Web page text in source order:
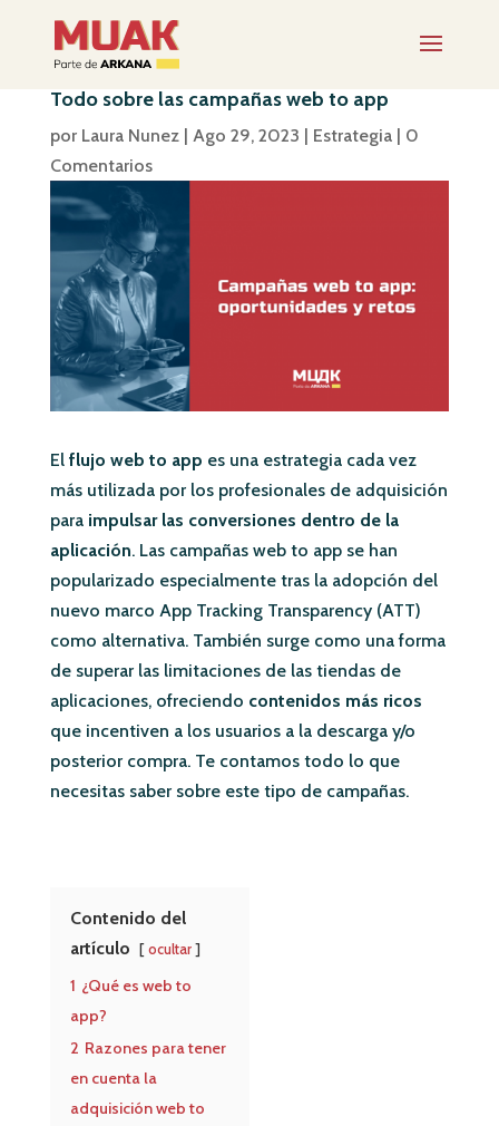
Todo sobre las campañas web to app
por Laura Nunez| Ago 29, 2023 | Estrategia| 0
Comentarios
El flujo web to app es una estrategia cada vez
más utilizada por los profesionales de adquisición
para impulsar las conversiones dentro de la
aplicación. Las campañas web to app se han
popularizado especialmente tras la adopción del
nuevo marco App Tracking Transparency (ATT)
como alternativa. También surge como una forma
de superar las limitaciones de las tiendas de
aplicaciones, ofreciendo contenidos más ricos
que incentiven a los usuarios a la descarga y/o
posterior compra. Te contamos todo lo que
necesitas saber sobre este tipo de campañas.
Contenido del
artículo
ocultar
1 ¿Qué es web to
app?
2 Razones para tener
en cuenta la
adquisición web to